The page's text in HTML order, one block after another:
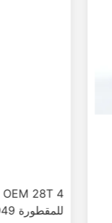
للمقطورة TS16949